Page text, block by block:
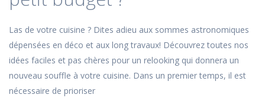
Las de votre cuisine ? Dites adieu aux sommes astronomiques
dépensées en déco et aux long travaux! Découvrez toutes nos
idées faciles et pas chères pour un relooking qui donnera un
nouveau souffle à votre cuisine. Dans un premier temps, il est
nécessaire de prioriser